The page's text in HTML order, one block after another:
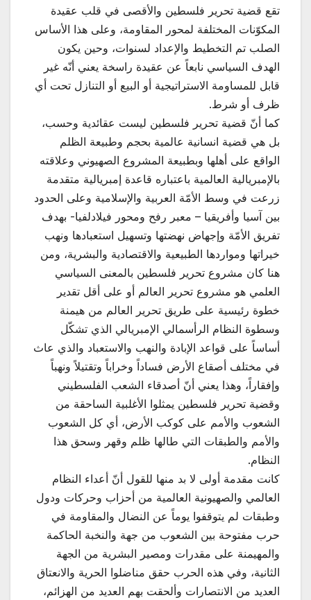
تقع قضية تحرير فلسطين والأقصى في قلب عقيدة
المكوّنات المختلفة لمحور المقاومة، وعلى هذا الأساس
الصلب تم التخطيط والإعداد لسنوات، وحين يكون
الهدف السياسي نابعاً عن عقيدة راسخة يعني أنّه غير
قابل للمساومة الاستراتيجية أو البيع أو التنازل تحت أي
ظرف أو شرط.
كما أنّ قضية تحرير فلسطين ليست عقائدية وحسب،
بل هي قضية انسانية عالمية بحجم وطبيعة الظلم
الواقع على أهلها وبطبيعة المشروع الصهيوني وعلاقته
بالإمبريالية العالمية باعتباره قاعدة إمبريالية متقدمة
زرعت في وسط الأمّة العربية والإسلامية وعلى الحدود
بين آسيا وأفريقيا – معبر رفح ومحور فيلادلفيا- بهدف
تفريق الأمّة وإجهاض نهضتها وتسهيل استعبادها ونهب
خيراتها ومواردها الطبيعية والاقتصادية والبشرية، ومن
هنا كان مشروع تحرير فلسطين بالمعنى السياسي
العلمي هو مشروع تحرير العالم أو على أقل تقدير
خطوة رئيسية على طريق تحرير العالم من هيمنة
وسطوة النظام الرأسمالي الإمبريالي الذي تشكّل
أساساً على قواعد الإبادة والنهب والاستعباد والذي عاث
في مختلف أصقاع الأرض فساداً وخراباً وتقتيلاً ونهباً
وإفقاراً، وهذا يعني أنّ أصدقاء الشعب الفلسطيني
وقضية تحرير فلسطين يمثلوا الأغلبية الساحقة من
الشعوب والأمم على كوكب الأرض، أي كل الشعوب
والأمم والطبقات التي طالها ظلم وقهر وسحق هذا
النظام.
كانت مقدمة أولى لا بد منها للقول أنّ أعداء النظام
العالمي والصهيونية العالمية من أحزاب وحركات ودول
وطبقات لم يتوقفوا يوماً عن النضال والمقاومة في
حرب مفتوحة بين الشعوب من جهة والنخبة الحاكمة
والمهيمنة على مقدرات ومصير البشرية من الجهة
الثانية، وفي هذه الحرب حقق مناضلوا الحرية والانعتاق
العديد من الانتصارات وألحقت بهم العديد من الهزائم،